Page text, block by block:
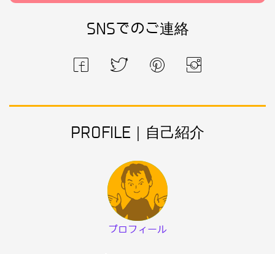
SNSでのご連絡
PROFILE｜自己紹介
プロフィール